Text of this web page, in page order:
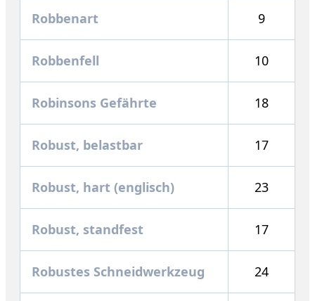
Robbenart 9
Robbenfell 10
Robinsons Gefährte 18
Robust, belastbar 17
Robust, hart (englisch) 23
Robust, standfest 17
Robustes Schneidwerkzeug 24